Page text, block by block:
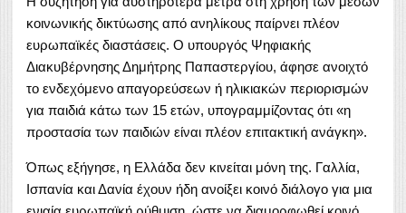
κοινωνικής δικτύωσης από ανηλίκους παίρνει πλέον
ευρωπαϊκές διαστάσεις. Ο υπουργός Ψηφιακής
Διακυβέρνησης Δημήτρης Παπαστεργίου, άφησε ανοιχτό
το ενδεχόμενο απαγορεύσεων ή ηλικιακών περιορισμών
για παιδιά κάτω των 15 ετών, υπογραμμίζοντας ότι «η
προστασία των παιδιών είναι πλέον επιτακτική ανάγκη».
Όπως εξήγησε, η Ελλάδα δεν κινείται μόνη της. Γαλλία,
Ισπανία και Δανία έχουν ήδη ανοίξει κοινό διάλογο για μια